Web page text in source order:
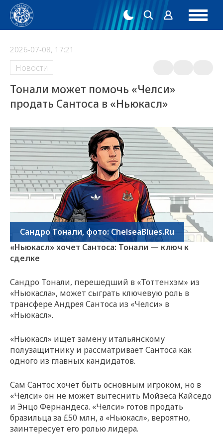
2026-07-08, 17:21
Новости
Тонали может помочь «Челси»
продать Сантоса в «Ньюкасл»
Сандро Тонали, фото: ChelseaBlues.Ru
«Ньюкасл» хочет Сантоса: Тонали — ключ к
сделке
Сандро Тонали, перешедший в «Тоттенхэм» из
«Ньюкасла», может сыграть ключевую роль в
трансфере Андрея Сантоса из «Челси» в
«Ньюкасл».
«Ньюкасл» ищет замену итальянскому
полузащитнику и рассматривает Сантоса как
одного из главных кандидатов.
Сам Сантос хочет быть основным игроком, но в
«Челси» он не может вытеснить Мойзеса Кайседо
и Энцо Фернандеса. «Челси» готов продать
бразильца за £50 млн, а «Ньюкасл», вероятно,
заинтересует его ролью лидера.